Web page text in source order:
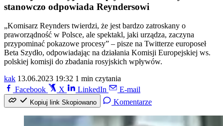
stanowczo odpowiada Reyndersowi
„Komisarz Reynders twierdzi, że jest bardzo zatroskany o
praworządność w Polsce, ale spektakl, jaki urządza, zaczyna
przypominać pokazowe procesy” – pisze na Twitterze europoseł
Beta Szydło, odpowiadając na działania Komisji Europejskiej ws.
polskiej komisji do zbadania rosyjskich wpływów.
kak 13.06.2023 19:32 1 min czytania
Facebook
X LinkedIn E-mail
Kopiuj link Skopiowano Komentarze